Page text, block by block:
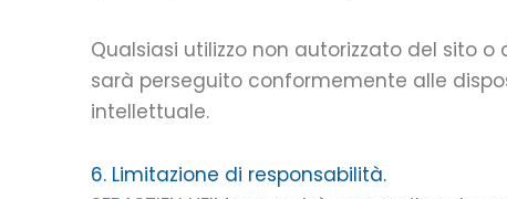
Qualsiasi utilizzo non autorizzato del sito
sarà perseguito conformemente alle
intellettuale.
6. Limitazione di responsabilità.